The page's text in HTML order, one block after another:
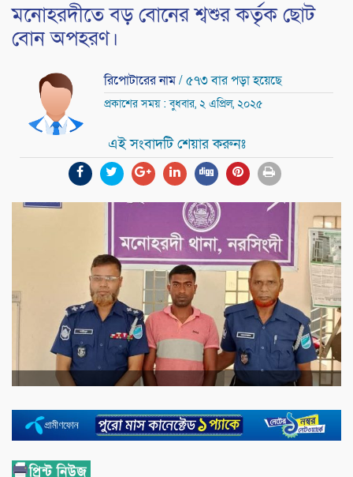
মনোহরদীতে বড় বোনের শ্বশুর কর্তৃক ছোট
বোন অপহরণ।
রিপোটারের নাম/ ৫৭৩ বার পড়া হয়েছে
প্রকাশের সময় : বুধবার, ২ এপ্রিল, ২০২৫
এই সংবাদটি শেয়ার করুনঃ